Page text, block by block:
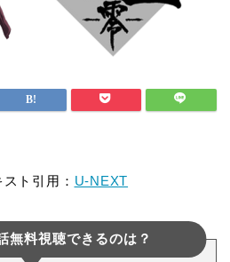
ト引用： U-NEXT
無料視聴できるのは？